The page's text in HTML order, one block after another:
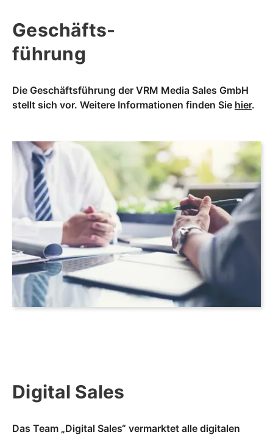
Geschäfts-
führung
Die Geschäftsführung der VRM Media Sales GmbH
stellt sich vor. Weitere Informationen finden Sie hier.
Digital Sales
Das Team „Digital Sales“ vermarktet alle digitalen